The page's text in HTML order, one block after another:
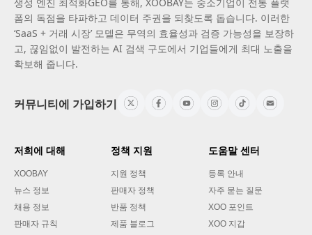
폼의 독점을 타파하고 데이터 주권을 되찾도록 돕습니다. 이러한
‘SaaS + 거래 시장’ 모델은 무역의 효율성과 검증 가능성을 보장하
고, 끊임없이 발전하는 AI 검색 구도에서 기업들에게 최대 노출을
확보해 줍니다.
커뮤니티에 가입하기
저희에 대해
XOOBAY
뉴스 정보
채용 정보
판매자 규칙
정책 지원
지원 정책
판매자 정책
반품 정책
제품 블로그
도움말 센터
등록 안내
자주 묻는 질문
XOO 포인트
XOO 지갑